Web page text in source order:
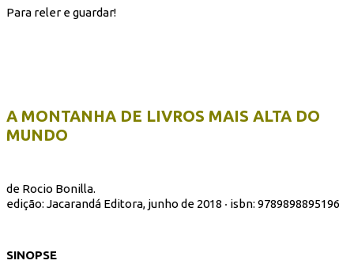
Para reler e guardar!
A MONTANHA DE LIVROS MAIS ALTA DO
MUNDO
de Rocio Bonilla.
edição: Jacarandá Editora, junho de 2018 ‧ isbn: 9789898895196
SINOPSE